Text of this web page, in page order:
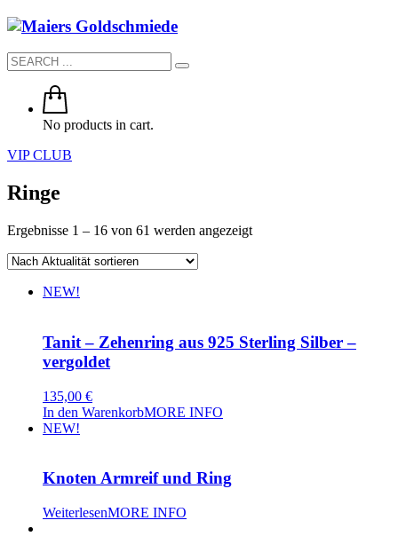
No products in cart.
VIP CLUB
Ringe
Ergebnisse 1 – 16 von 61 werden angezeigtNach
NEW!
Tanit – Zehenring aus 925 Sterling Silber –
vergoldet
135,00 €
In den WarenkorbMORE INFO
NEW!
Knoten Armreif und Ring
WeiterlesenMORE INFO